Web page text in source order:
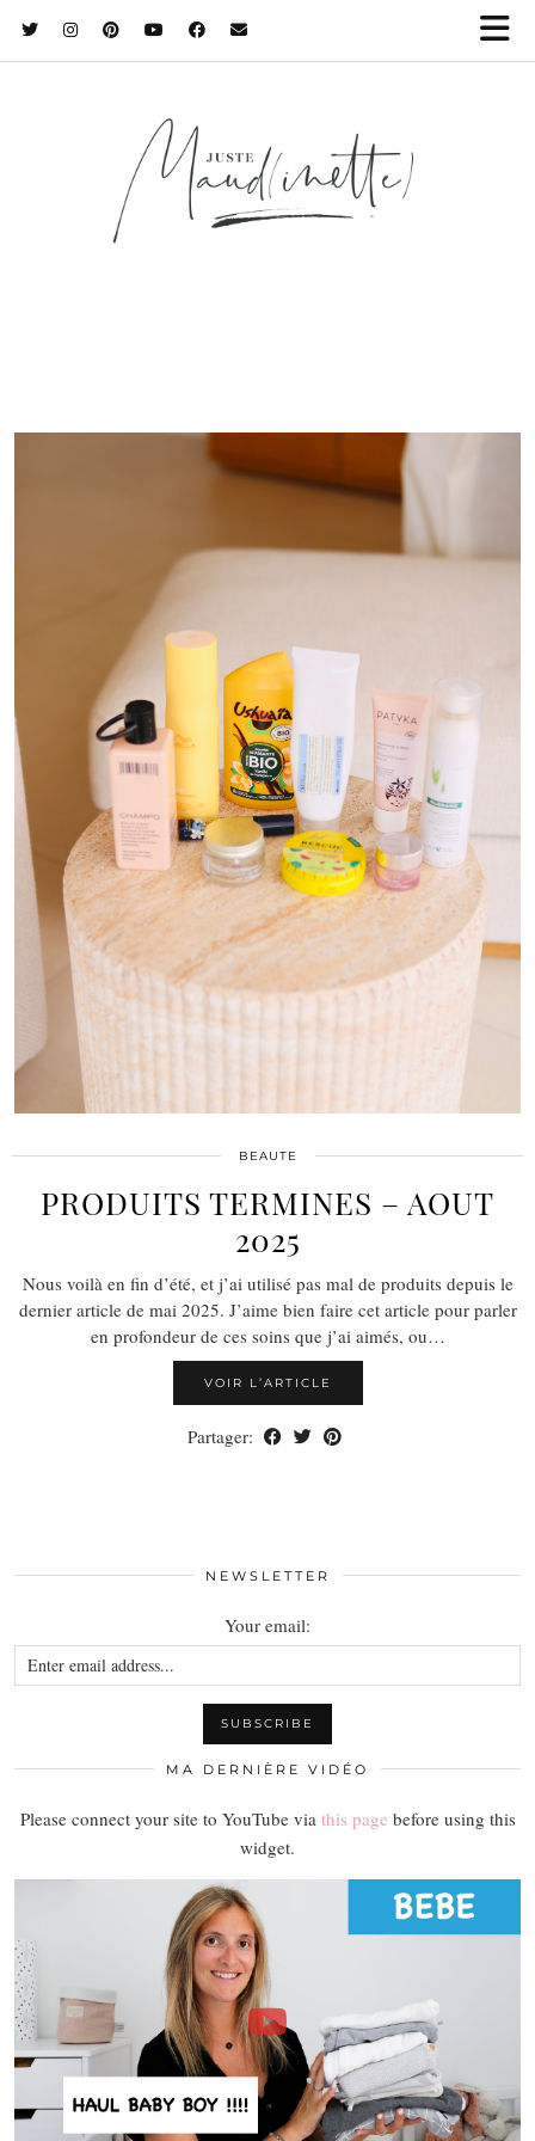
BEAUTE
PRODUITS TERMINES – AOUT
2025
Nous voilà en fin d’été, et j’ai utilisé pas mal de produits depuis le
dernier article de mai 2025. J’aime bien faire cet article pour parler
en profondeur de ces soins que j’ai aimés, ou…
VOIR L’ARTICLE
Partager:
NEWSLETTER
Your email:
MA DERNIÈRE VIDÉO
Please connect your site to YouTube via this page before using this
widget.